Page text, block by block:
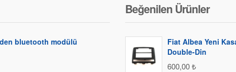
bluetooth modülü
Beğenilen Ürünler
Fiat Albea Yeni
Double-Din
600,00₺